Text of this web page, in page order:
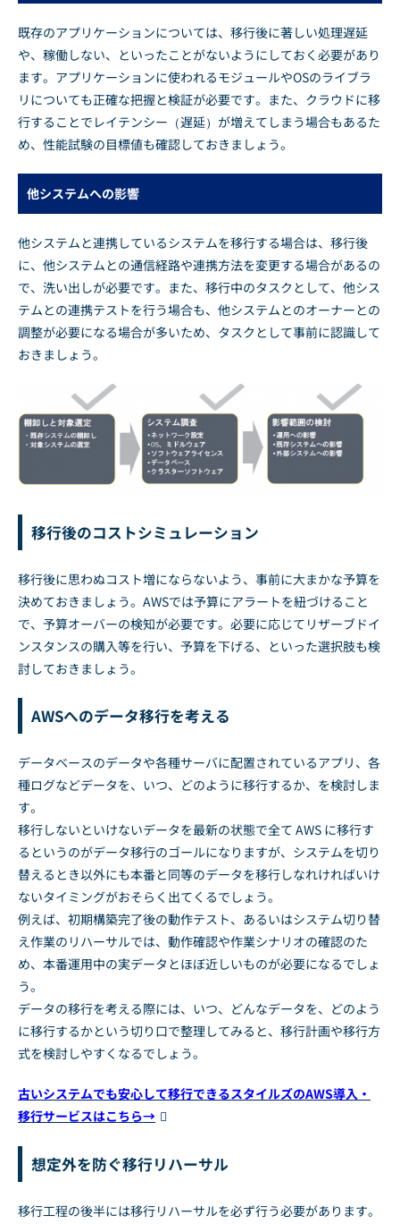
既存のアプリケーションについては、移行後に著しい処理遅延
や、稼働しない、といったことがないようにしておく必要があり
ます。アプリケーションに使われるモジュールやOSのライブラ
リについても正確な把握と検証が必要です。また、クラウドに移
行することでレイテンシー（遅延）が増えてしまう場合もあるた
め、性能試験の目標値も確認しておきましょう。
他システムへの影響
他システムと連携しているシステムを移行する場合は、移行後
に、他システムとの通信経路や連携方法を変更する場合があるの
で、洗い出しが必要です。また、移行中のタスクとして、他シス
テムとの連携テストを行う場合も、他システムとのオーナーとの
調整が必要になる場合が多いため、タスクとして事前に認識して
おきましょう。
移行後のコストシミュレーション
移行後に思わぬコスト増にならないよう、事前に大まかな予算を
決めておきましょう。AWSでは予算にアラートを紐づけること
で、予算オーバーの検知が必要です。必要に応じてリザーブドイ
ンスタンスの購入等を行い、予算を下げる、といった選択肢も検
討しておきましょう。
AWSへのデータ移行を考える
データベースのデータや各種サーバに配置されているアプリ、各
種ログなどデータを、いつ、どのように移行するか、を検討しま
す。
移行しないといけないデータを最新の状態で全て AWS に移行す
るというのがデータ移行のゴールになりますが、システムを切り
替えるとき以外にも本番と同等のデータを移行しなれければいけ
ないタイミングがおそらく出てくるでしょう。
例えば、初期構築完了後の動作テスト、あるいはシステム切り替
え作業のリハーサルでは、動作確認や作業シナリオの確認のた
め、本番運用中の実データとほぼ近しいものが必要になるでしょ
う。
データの移行を考える際には、いつ、どんなデータを、どのよう
に移行するかという切り口で整理してみると、移行計画や移行方
式を検討しやすくなるでしょう。
古いシステムでも安心して移行できるスタイルズのAWS導入・
移行サービスはこちら→
想定外を防ぐ移行リハーサル
移行工程の後半には移行リハーサルを必ず行う必要があります。